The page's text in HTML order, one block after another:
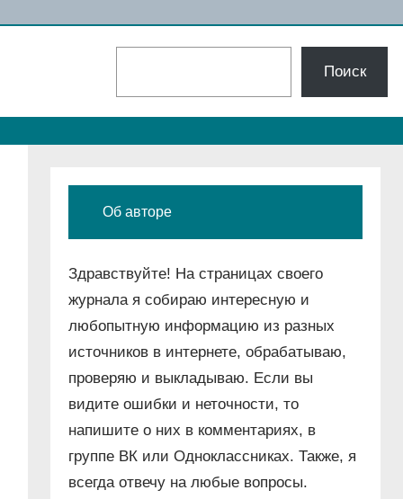
Поиск
Об авторе
Здравствуйте! На страницах своего
журнала я собираю интересную и
любопытную информацию из разных
источников в интернете, обрабатываю,
проверяю и выкладываю. Если вы
видите ошибки и неточности, то
напишите о них в комментариях, в
группе ВК или Одноклассниках. Также, я
всегда отвечу на любые вопросы.